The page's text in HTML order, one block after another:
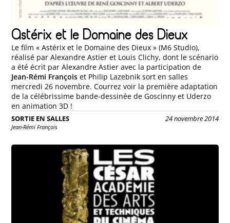
Astérix et le Domaine des Dieux
Le film « Astérix et le Domaine des Dieux » (M6 Studio),
réalisé par Alexandre Astier et Louis Clichy, dont le scénario
a été écrit par Alexandre Astier avec la participation de
Jean-Rémi François et Philip Lazebnik sort en salles
mercredi 26 novembre. Courrez voir la première adaptation
de la célébrissime bande-dessinée de Goscinny et Uderzo
en animation 3D !
SORTIE EN SALLES 24 novembre 2014
Jean-Rémi François